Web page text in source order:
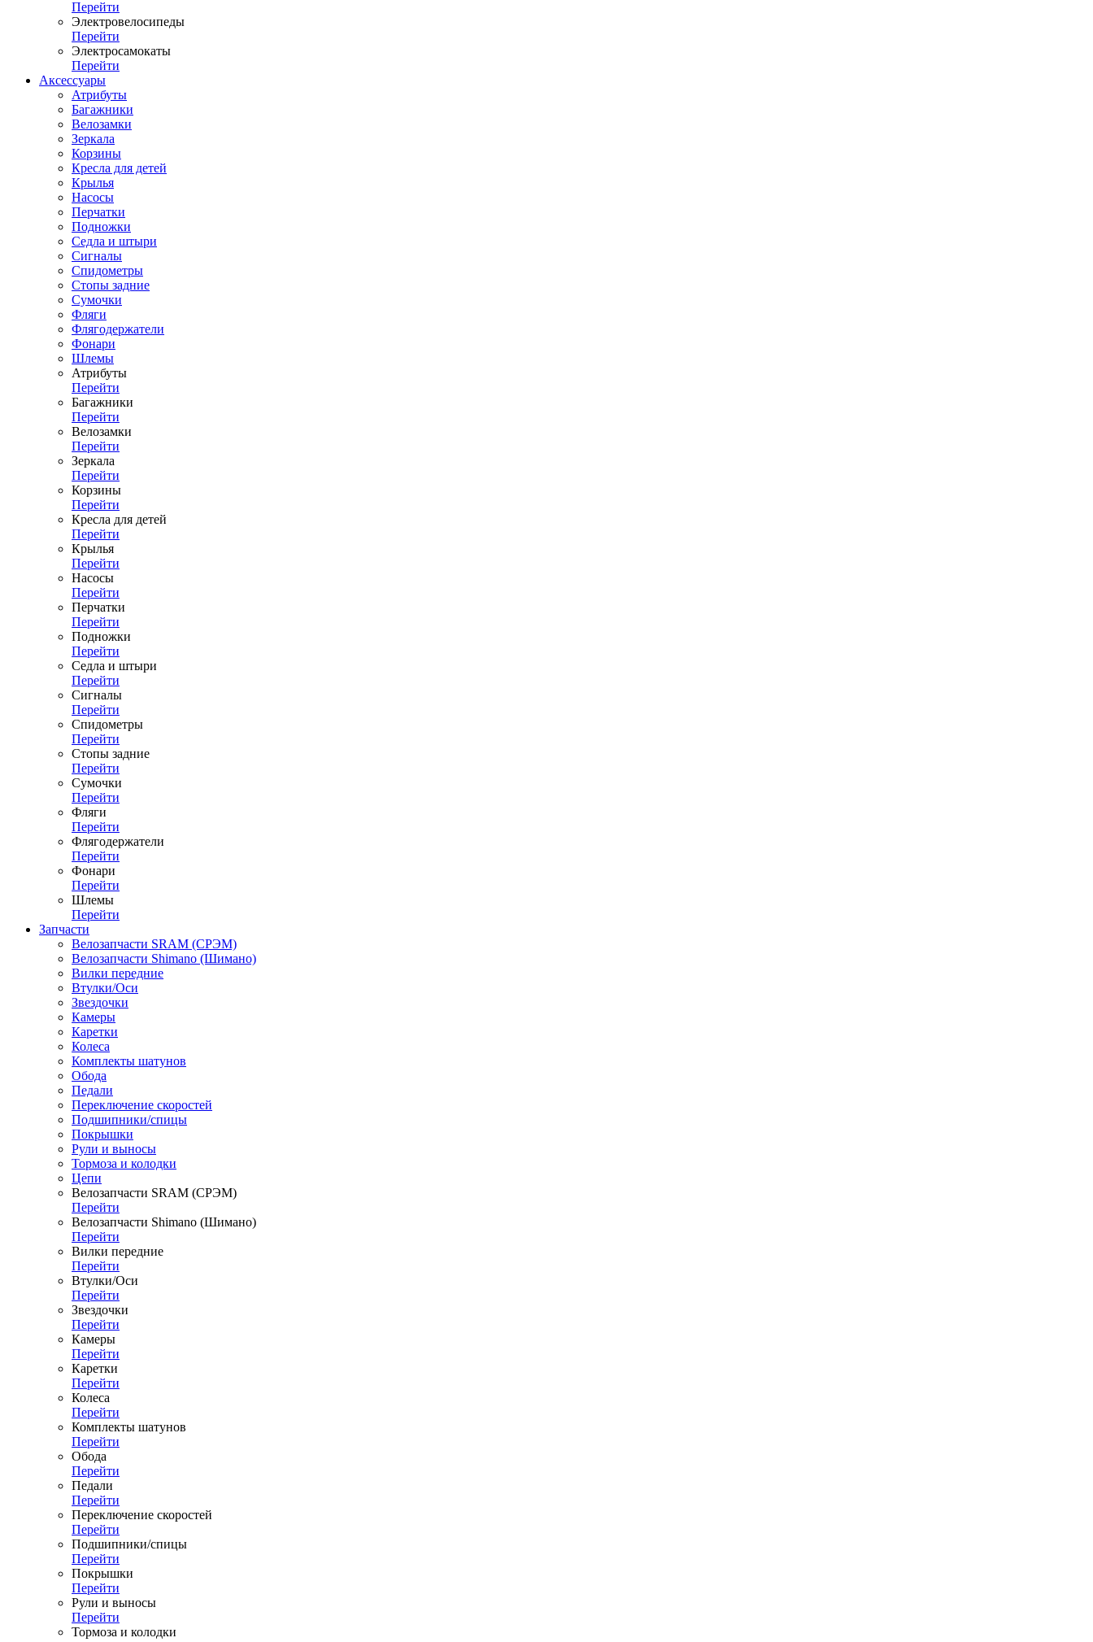
Перейти
Электровелосипеды
Перейти
Электросамокаты
Перейти
Аксессуары
Атрибуты
Багажники
Велозамки
Зеркала
Корзины
Кресла для детей
Крылья
Насосы
Перчатки
Подножки
Седла и штыри
Сигналы
Спидометры
Стопы задние
Сумочки
Фляги
Флягодержатели
Фонари
Шлемы
Атрибуты
Перейти
Багажники
Перейти
Велозамки
Перейти
Зеркала
Перейти
Корзины
Перейти
Кресла для детей
Перейти
Крылья
Перейти
Насосы
Перейти
Перчатки
Перейти
Подножки
Перейти
Седла и штыри
Перейти
Сигналы
Перейти
Спидометры
Перейти
Стопы задние
Перейти
Сумочки
Перейти
Фляги
Перейти
Флягодержатели
Перейти
Фонари
Перейти
Шлемы
Перейти
Запчасти
Велозапчасти SRAM (СРЭМ)
Велозапчасти Shimano (Шимано)
Вилки передние
Втулки/Оси
Звездочки
Камеры
Каретки
Колеса
Комплекты шатунов
Обода
Педали
Переключение скоростей
Подшипники/спицы
Покрышки
Рули и выносы
Тормоза и колодки
Цепи
Велозапчасти SRAM (СРЭМ)
Перейти
Велозапчасти Shimano (Шимано)
Перейти
Вилки передние
Перейти
Втулки/Оси
Перейти
Звездочки
Перейти
Камеры
Перейти
Каретки
Перейти
Колеса
Перейти
Комплекты шатунов
Перейти
Обода
Перейти
Педали
Перейти
Переключение скоростей
Перейти
Подшипники/спицы
Перейти
Покрышки
Перейти
Рули и выносы
Перейти
Тормоза и колодки